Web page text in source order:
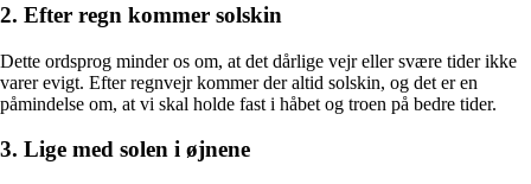
2. Efter regn kommer solskin
Dette ordsprog minder os om, at det dårlige vejr eller svære tider ikke
varer evigt. Efter regnvejr kommer der altid solskin, og det er en
påmindelse om, at vi skal holde fast i håbet og troen på bedre tider.
3. Lige med solen i øjnene